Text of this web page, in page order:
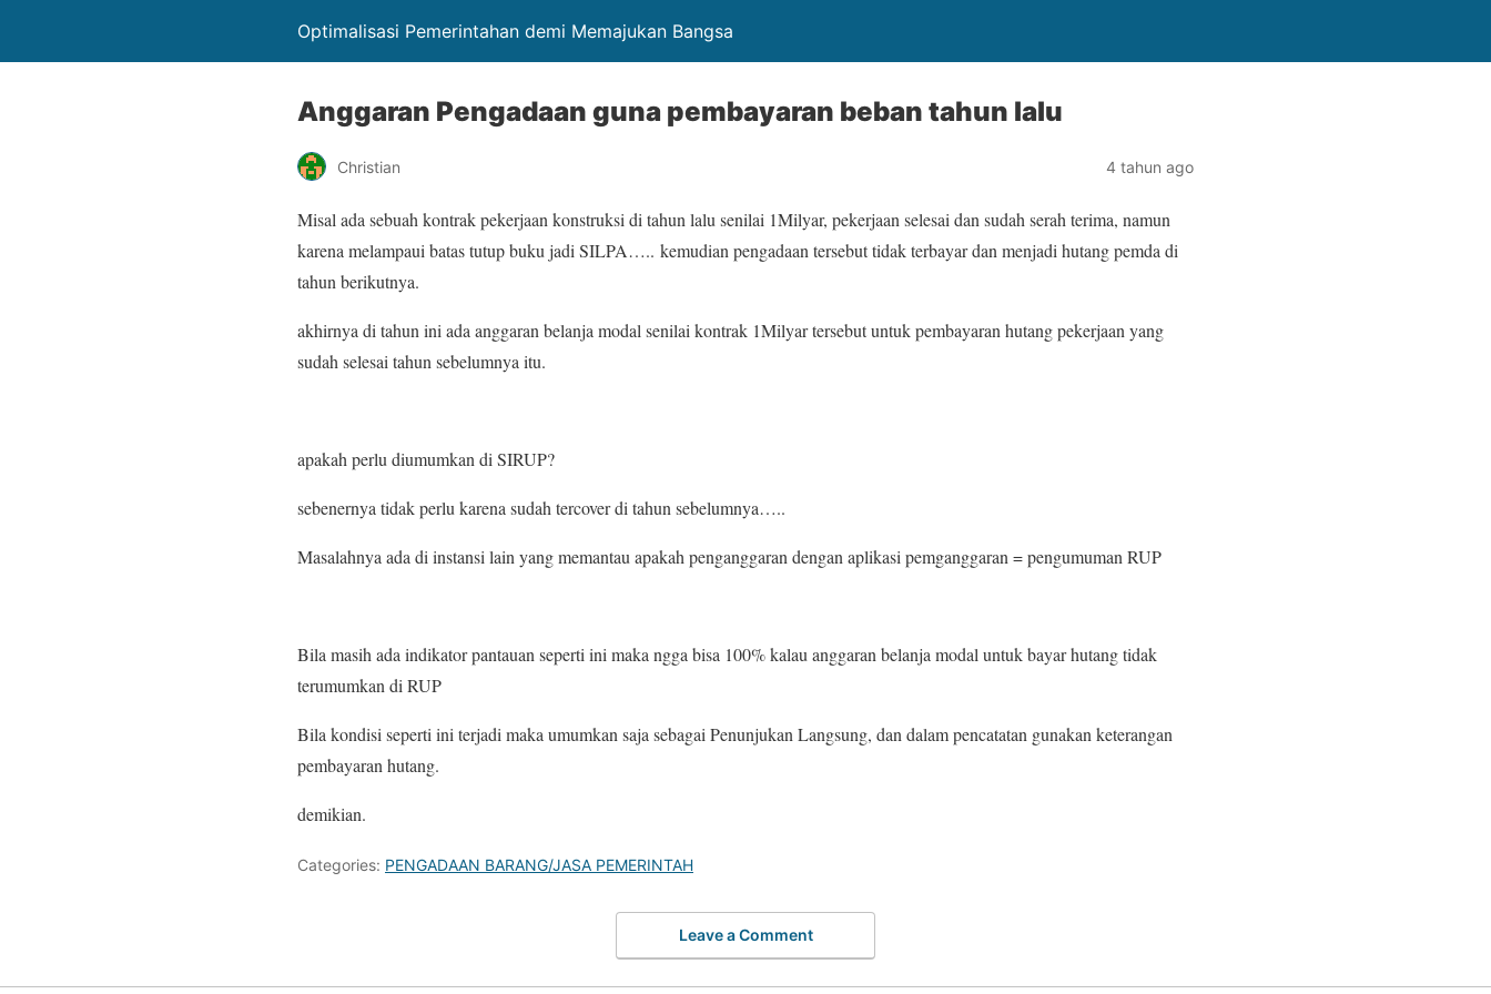
Optimalisasi Pemerintahan demi Memajukan Bangsa
Anggaran Pengadaan guna pembayaran beban tahun lalu
Christian 4 tahun ago
Misal ada sebuah kontrak pekerjaan konstruksi di tahun lalu senilai 1Milyar, pekerjaan selesai dan sudah serah terima, namun
karena melampaui batas tutup buku jadi SILPA….. kemudian pengadaan tersebut tidak terbayar dan menjadi hutang pemda di
tahun berikutnya.
akhirnya di tahun ini ada anggaran belanja modal senilai kontrak 1Milyar tersebut untuk pembayaran hutang pekerjaan yang
sudah selesai tahun sebelumnya itu.
apakah perlu diumumkan di SIRUP?
sebenernya tidak perlu karena sudah tercover di tahun sebelumnya…..
Masalahnya ada di instansi lain yang memantau apakah penganggaran dengan aplikasi pemganggaran = pengumuman RUP
Bila masih ada indikator pantauan seperti ini maka ngga bisa 100% kalau anggaran belanja modal untuk bayar hutang tidak
terumumkan di RUP
Bila kondisi seperti ini terjadi maka umumkan saja sebagai Penunjukan Langsung, dan dalam pencatatan gunakan keterangan
pembayaran hutang.
demikian.
Categories: PENGADAAN BARANG/JASA PEMERINTAH
Leave a Comment